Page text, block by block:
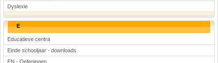
Dyslexie
E
Educatieve centra
Einde schooljaar - downloads
EN - Oefeningen